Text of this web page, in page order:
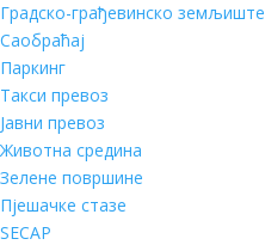
Градско-грађевинско земљиште
Саобраћај
Паркинг
Такси превоз
Јавни превоз
Животна средина
Зелене површине
Пјешачке стазе
SECAP